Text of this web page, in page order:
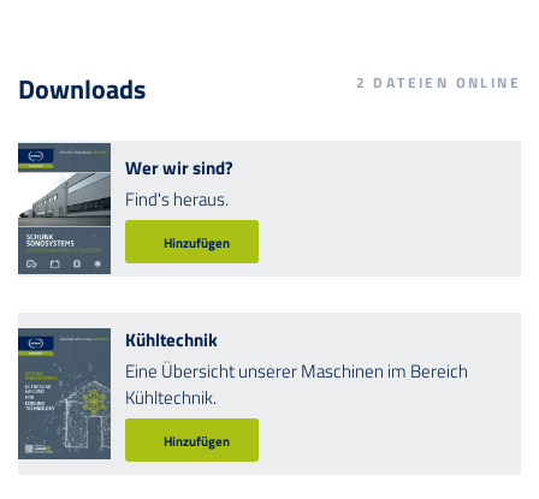
Wer wir sind?
Find's heraus.
Hinzufügen
Kühltechnik
Eine Übersicht unserer Maschinen im Bereich
Kühltechnik.
Hinzufügen
Downloads 2 DATEIEN ONLINE